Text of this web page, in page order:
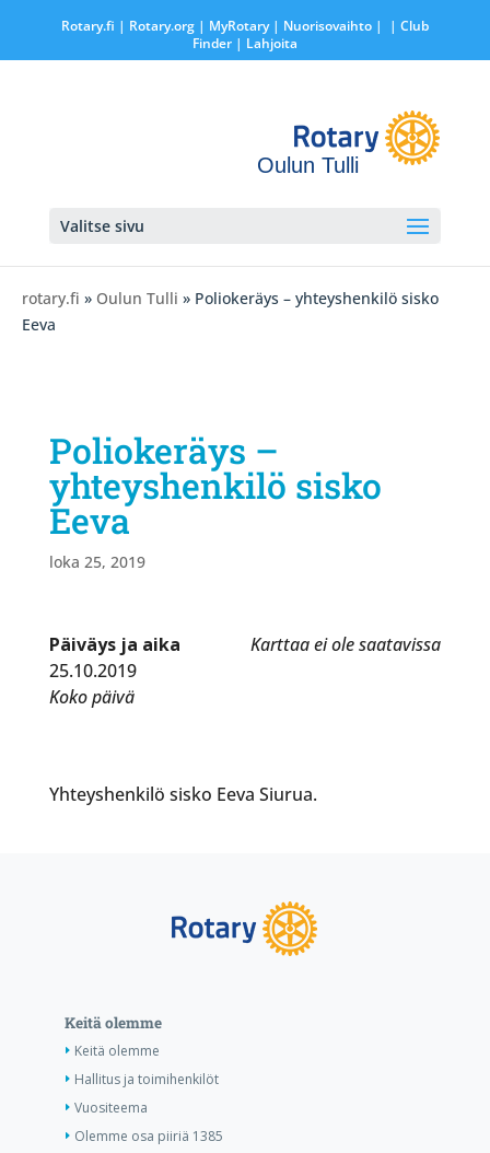
Rotary.fi | Rotary.org| MyRotary | Nuorisovaihto|
| Club
Finder| Lahjoita
Oulun Tulli
Valitse sivu
rotary.fi » Oulun Tulli » Poliokeräys – yhteyshenkilö sisko
Eeva
Poliokeräys –
yhteyshenkilö sisko
Eeva
loka 25, 2019
Karttaa ei ole saatavissa
Päiväys ja aika
25.10.2019
Koko päivä
Yhteyshenkilö sisko Eeva Siurua.
Keitä olemme
Keitä olemme
Hallitus ja toimihenkilöt
Vuositeema
Olemme osa piiriä 1385